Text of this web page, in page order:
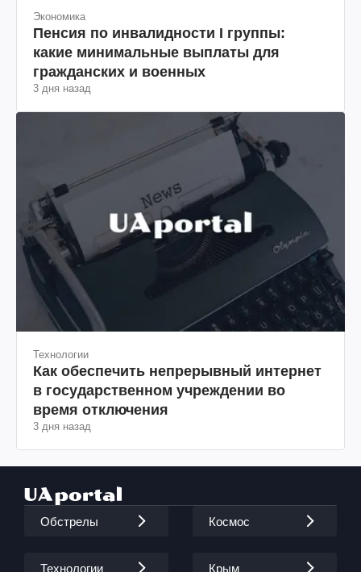
Экономика
Пенсия по инвалидности I группы:
какие минимальные выплаты для
гражданских и военных
3 дня назад
Технологии
Как обеспечить непрерывный интернет
в государственном учреждении во
время отключения
3 дня назад
Обстрелы Космос
Технологии Крым